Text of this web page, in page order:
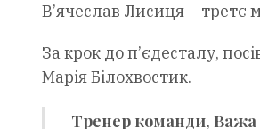
В’ячеслав Лисиця – третє
За крок до п’єдесталу,
Марія Білохвостик.
Тренер команди, Важа